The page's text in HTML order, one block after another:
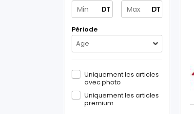
DT DT
Période
Age
Uniquement les articles
avec photo
Uniquement les articles
premium